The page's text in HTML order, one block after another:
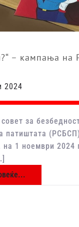
– кампања на
2024
за
патиштата
1 ноември 2024